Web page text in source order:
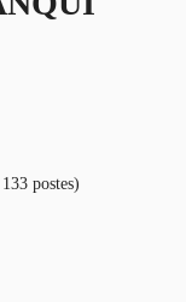
133 postes)